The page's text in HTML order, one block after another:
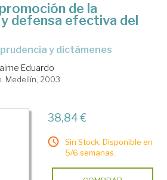
de la
defensa efectiva del
y dictámenes
Eduardo
Medellín, 2003
38,84 €
Sin Stock. Disponible en
5/6 semanas.